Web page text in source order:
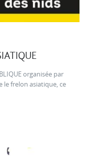
organisée par
frelon asiatique, ce